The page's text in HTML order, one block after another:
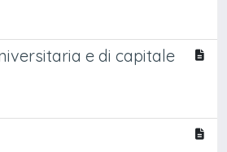
e di capitale